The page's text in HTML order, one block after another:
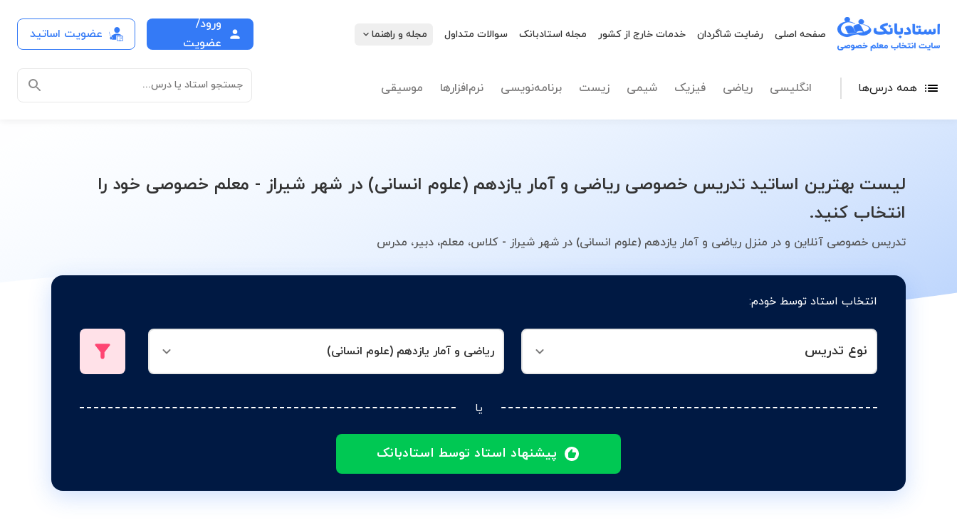
صفحه اصلی رضایت شاگردان خدمات خارج از کشور مجله استادبانک سوالات متداول مجله و راهنما
ورود/
عضویت
عضویت اساتید
همه درس‌ها انگلیسی ریاضی فیزیک شیمی زیست برنامه‌نویسی نرم‌افزارها موسیقی جستجو استاد یا درس...
لیست بهترین اساتید تدریس خصوصی ریاضی و آمار یازدهم (علوم انسانی) در شهر شیراز - معلم خصوصی خود را
انتخاب کنید.
تدریس خصوصی آنلاین و در منزل ریاضی و آمار یازدهم (علوم انسانی) در شهر شیراز - کلاس، معلم، دبیر، مدرس
انتخاب استاد توسط خودم:
نوع تدریس ریاضی و آمار یازدهم (علوم انسانی)
یا
پیشنهاد استاد توسط استادبانک
نوع تدریس ریاضی و آمار یازدهم (علوم انسانی)